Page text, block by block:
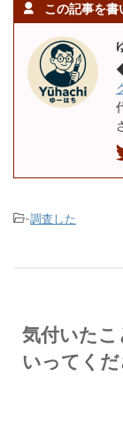
この記事を書
-調査した
気付いた
いってくだ